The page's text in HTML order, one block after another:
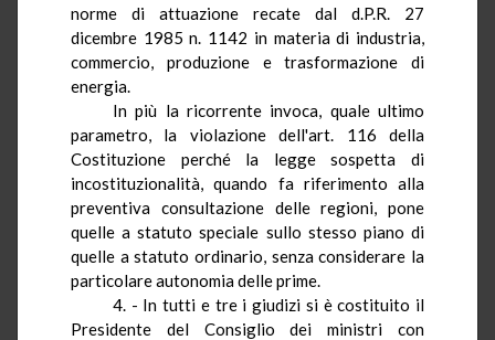
norme di attuazione recate dal d.P.R. 27
dicembre 1985 n. 1142 in materia di industria,
commercio, produzione e trasformazione di
energia.
In più la ricorrente invoca, quale ultimo
parametro, la violazione dell'art. 116 della
Costituzione perché la legge sospetta di
incostituzionalità, quando fa riferimento alla
preventiva consultazione delle regioni, pone
quelle a statuto speciale sullo stesso piano di
quelle a statuto ordinario, senza considerare la
particolare autonomia delle prime.
4. - In tutti e tre i giudizi si è costituito il
Presidente del Consiglio dei ministri con